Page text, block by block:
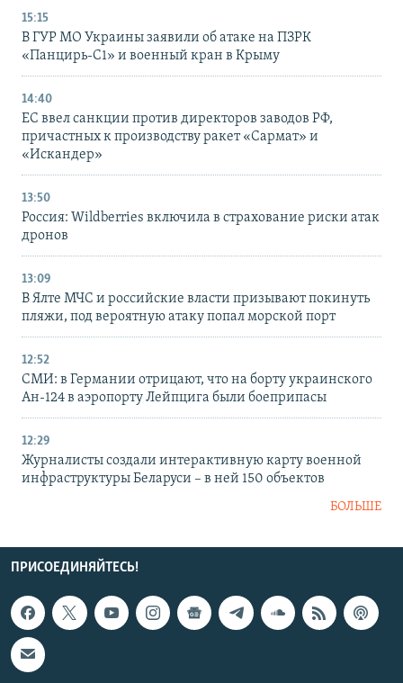
15:15
В ГУР МО Украины заявили об атаке на ПЗРК
«Панцирь-С1» и военный кран в Крыму
14:40
ЕС ввел санкции против директоров заводов РФ,
причастных к производству ракет «Сармат» и
«Искандер»
13:50
Россия: Wildberries включила в страхование риски атак
дронов
13:09
В Ялте МЧС и российские власти призывают покинуть
пляжи, под вероятную атаку попал морской порт
12:52
СМИ: в Германии отрицают, что на борту украинского
Ан-124 в аэропорту Лейпцига были боеприпасы
12:29
Журналисты создали интерактивную карту военной
инфраструктуры Беларуси – в ней 150 объектов
БОЛЬШЕ
ПРИСОЕДИНЯЙТЕСЬ!